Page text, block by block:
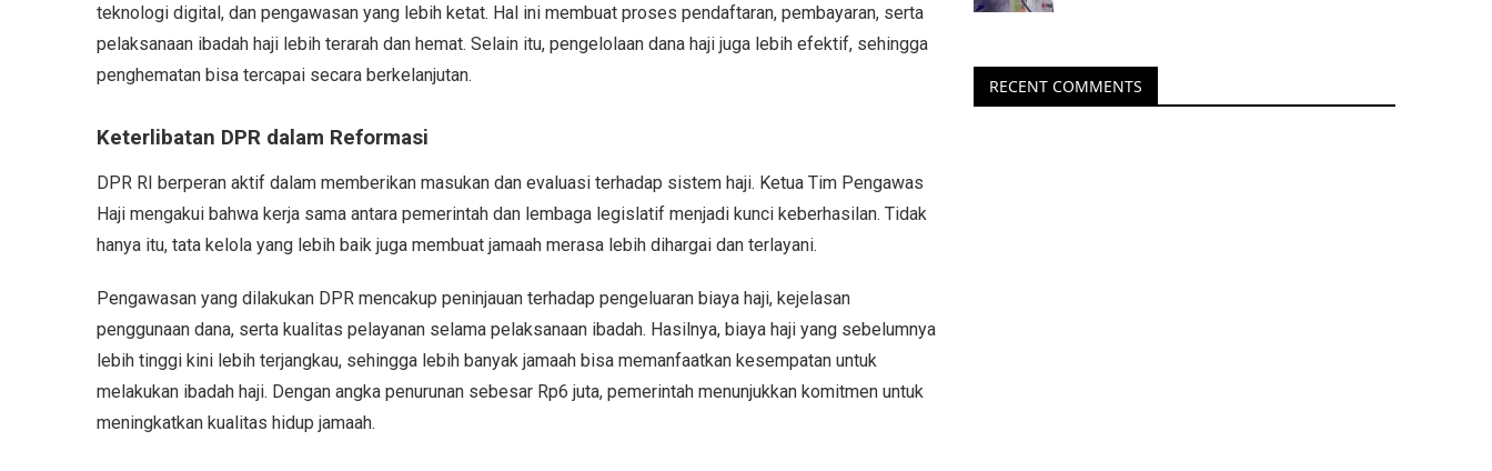
teknologi digital, dan pengawasan yang lebih ketat. Hal ini membuat proses pendaftaran, pembayaran, serta
pelaksanaan ibadah haji lebih terarah dan hemat. Selain itu, pengelolaan dana haji juga lebih efektif, sehingga
penghematan bisa tercapai secara berkelanjutan.
Keterlibatan DPR dalam Reformasi
DPR RI berperan aktif dalam memberikan masukan dan evaluasi terhadap sistem haji. Ketua Tim Pengawas
Haji mengakui bahwa kerja sama antara pemerintah dan lembaga legislatif menjadi kunci keberhasilan. Tidak
hanya itu, tata kelola yang lebih baik juga membuat jamaah merasa lebih dihargai dan terlayani.
Pengawasan yang dilakukan DPR mencakup peninjauan terhadap pengeluaran biaya haji, kejelasan
penggunaan dana, serta kualitas pelayanan selama pelaksanaan ibadah. Hasilnya, biaya haji yang sebelumnya
lebih tinggi kini lebih terjangkau, sehingga lebih banyak jamaah bisa memanfaatkan kesempatan untuk
melakukan ibadah haji. Dengan angka penurunan sebesar Rp6 juta, pemerintah menunjukkan komitmen untuk
meningkatkan kualitas hidup jamaah.
RECENT COMMENTS